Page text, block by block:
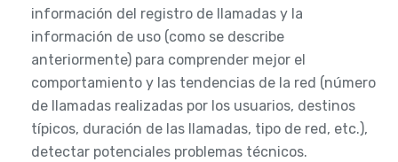
información del registro de llamadas y la
información de uso (como se describe
anteriormente) para comprender mejor el
comportamiento y las tendencias de la red (número
de llamadas realizadas por los usuarios, destinos
típicos, duración de las llamadas, tipo de red, etc.),
detectar potenciales problemas técnicos.